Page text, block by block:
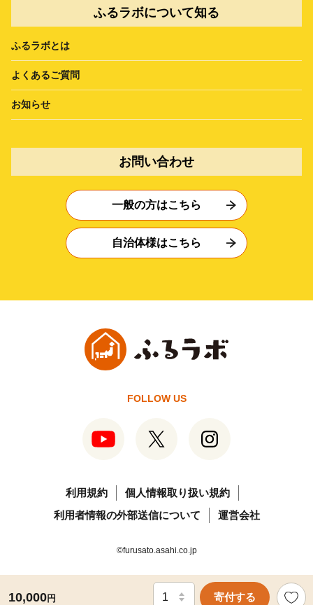
10,000円 寄付する
ふるラボについて知る
ふるラボとは
よくあるご質問
お知らせ
お問い合わせ
一般の方はこちら
自治体様はこちら
FOLLOW US
利用規約
個人情報取り扱い規約
利用者情報の外部送信について
運営会社
©furusato.asahi.co.jp